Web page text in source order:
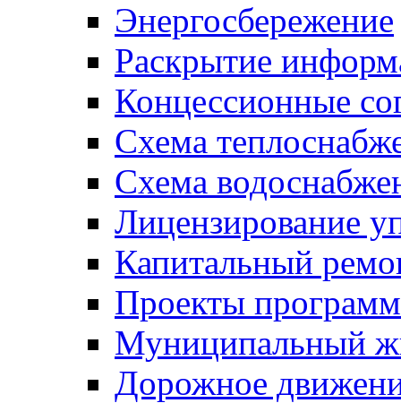
Энергосбережение
Раскрытие
Концессионные
Схема
Схема
Лицензирование
Капитальный
Проекты программ
Муниципальный
Дорожное